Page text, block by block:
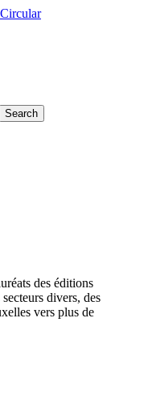
des éditions
divers, des
vers plus de